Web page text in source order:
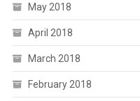
May 2018
April 2018
March 2018
February 2018